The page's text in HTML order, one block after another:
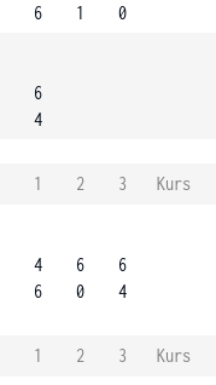
6
1
0
6
4
1 2 3
Kurs
4
6
6
0
6
4
1 2 3
Kurs